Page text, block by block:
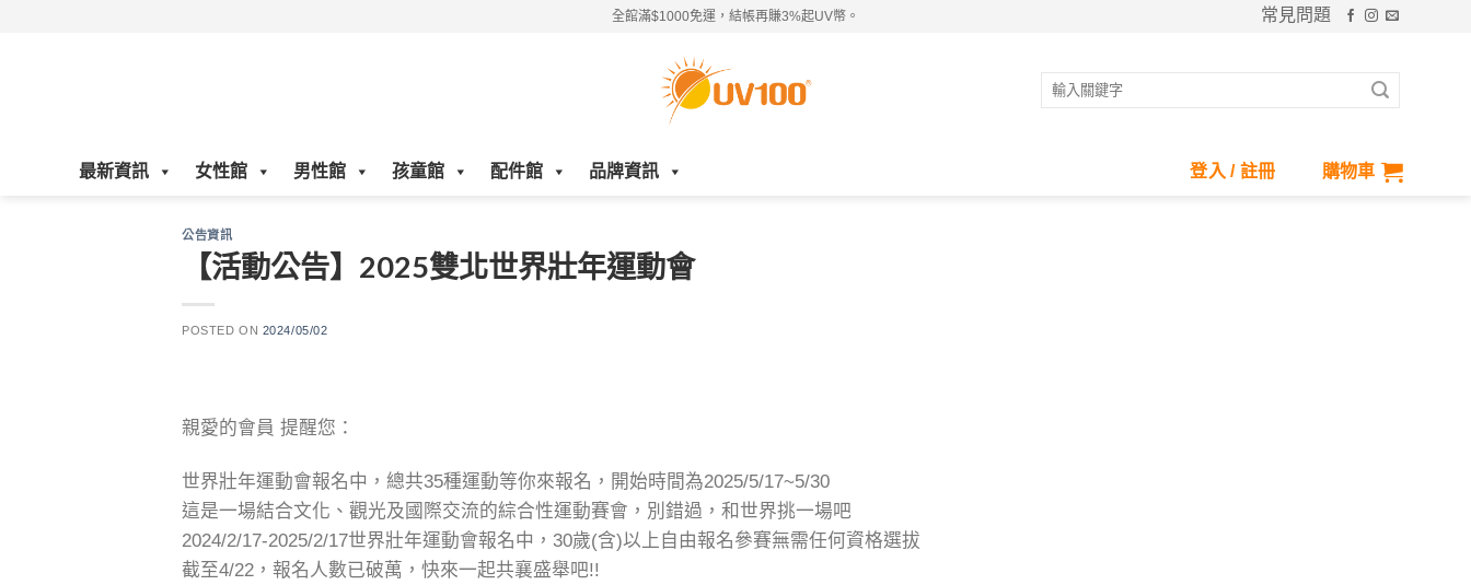
全館滿$1000免運，結帳再賺3%起UV幣。 常見問題
搜
最新資訊 女性館 男性館 孩童館 配件館 品牌資訊 登入 / 註冊 購物車
公告資訊
【活動公告】2025雙北世界壯年運動會
POSTED ON 2024/05/02
親愛的會員 提醒您：
世界壯年運動會報名中，總共35種運動等你來報名，開始時間為2025/5/17~5/30
這是一場結合文化、觀光及國際交流的綜合性運動賽會，別錯過，和世界挑一場吧
2024/2/17-2025/2/17世界壯年運動會報名中，30歲(含)以上自由報名參賽無需任何資格選拔
截至4/22，報名人數已破萬，快來一起共襄盛舉吧!!